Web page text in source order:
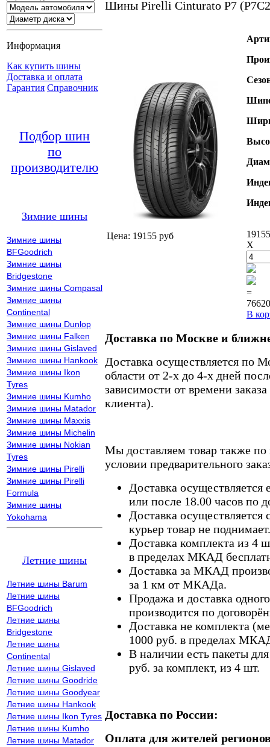
Информация
Как купить шины
Доставка и оплата
Гарантия Справочник
Подбор шин
по
производителю
Зимние шины
Зимние шины
BFGoodrich
Зимние шины
Bridgestone
Зимние шины Compasal
Зимние шины
Continental
Зимние шины Dunlop
Зимние шины Falken
Зимние шины Gislaved
Зимние шины Hankook
Зимние шины Ikon
Tyres
Зимние шины Kumho
Зимние шины Matador
Зимние шины Maxxis
Зимние шины Michelin
Зимние шины Nokian
Tyres
Зимние шины Pirelli
Зимние шины Pirelli
Formula
Зимние шины
Yokohama
Летние шины
Летние шины Barum
Летние шины
BFGoodrich
Летние шины
Bridgestone
Летние шины
Continental
Летние шины Gislaved
Летние шины Goodride
Летние шины Goodyear
Летние шины Hankook
Летние шины Ikon Tyres
Летние шины Kumho
Летние шины Matador
Шины Pirelli Cinturato P7
Цена: 19155 руб
X
=
В
Доставка по Москве и
Доставка осуществляется по
области от 2-х до 4-х дней
зависимости от времени
клиента).
Мы доставляем товар также
условии предварительного
Доставка осуществляется
или после 18.00 часов по
Доставка осуществляется
курьер товар не поднимает.
Доставка комплекта из 4
в пределах МКАД
Доставка за МКАД
за 1 км от МКАДа.
Продажа и доставка
производится по
Доставка не комплекта
1000 руб. в пределах
В наличии есть пакеты
руб. за комплект, из 4 шт.
Доставка по России:
Оплата для жителей